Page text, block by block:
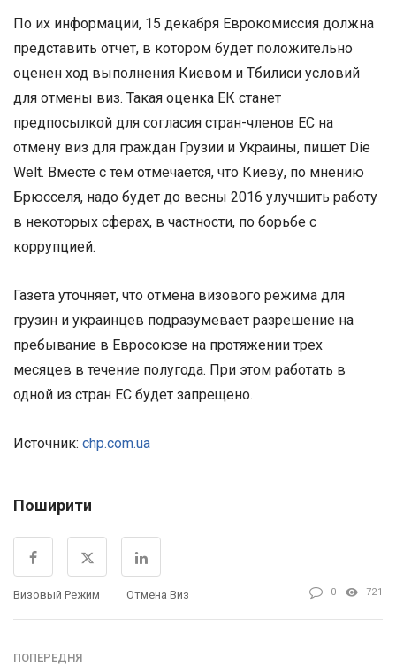
По их информации, 15 декабря Еврокомиссия должна
представить отчет, в котором будет положительно
оценен ход выполнения Киевом и Тбилиси условий
для отмены виз. Такая оценка ЕК станет
предпосылкой для согласия стран-членов ЕС на
отмену виз для граждан Грузии и Украины, пишет Die
Welt. Вместе с тем отмечается, что Киеву, по мнению
Брюсселя, надо будет до весны 2016 улучшить работу
в некоторых сферах, в частности, по борьбе с
коррупцией.
Газета уточняет, что отмена визового режима для
грузин и украинцев подразумевает разрешение на
пребывание в Евросоюзе на протяжении трех
месяцев в течение полугода. При этом работать в
одной из стран ЕС будет запрещено.
Источник: chp.com.ua
Поширити
Визовый Режим Отмена Виз 0 721
ПОПЕРЕДНЯ